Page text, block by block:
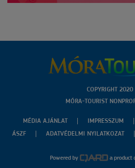
COPYRIGHT 2020
MÓRA-TOURIST
MÉDIA AJÁNLAT IMPRESSZUM
ÁSZF
ADATVÉDELMI NYILATKOZAT
Powered by a product